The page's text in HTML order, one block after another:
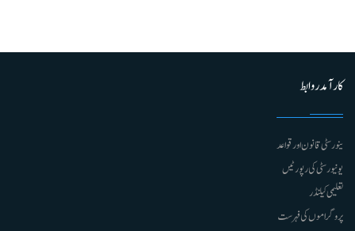
کارآمد روابط
ینورسٹی قانون اور قواعد
یونیورسٹی کی رپورٹیں
تعلیمی کیلنڈر
پروگراموں کی فہرست